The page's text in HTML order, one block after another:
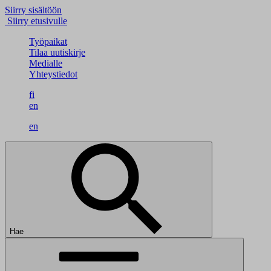
Siirry sisältöön
Siirry etusivulle
Työpaikat
Tilaa uutiskirje
Medialle
Yhteystiedot
fi
en
en
Hae